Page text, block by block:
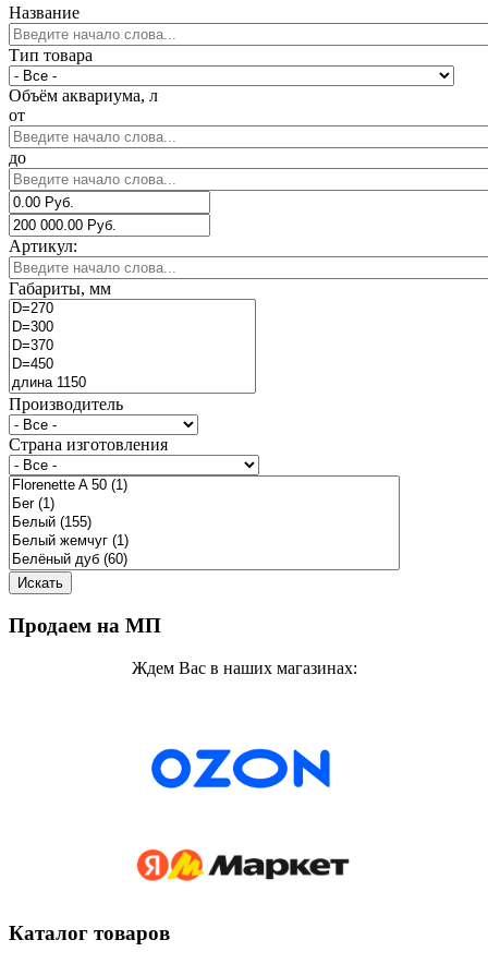
Название
Тип товара
Объём аквариума, л
от
до
Артикул:
Габариты, мм
Производитель
Страна изготовления
Продаем на МП
Ждем Вас в наших магазинах:
Каталог товаров